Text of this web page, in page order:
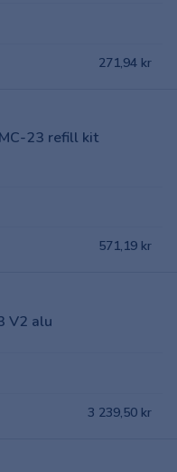
271,94 kr
23 refill kit
571,19 kr
V2 alu
3 239,50 kr